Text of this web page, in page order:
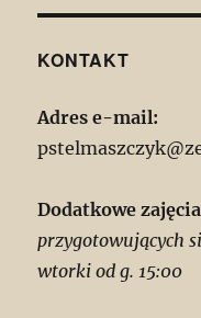
KONTAKT
Adres e-mail:
Dodatkowe
przygotowujących
wtorki od g. 15:00